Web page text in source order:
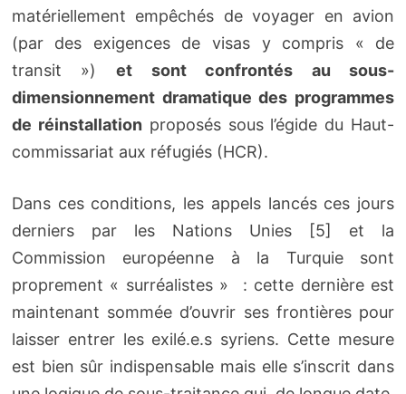
matériellement empêchés de voyager en avion
(par des exigences de visas y compris « de
transit ») et sont confrontés au sous-
dimensionnement dramatique des programmes
de réinstallation proposés sous l’égide du Haut-
commissariat aux réfugiés (HCR).
Dans ces conditions, les appels lancés ces jours
derniers par les Nations Unies [5] et la
Commission européenne à la Turquie sont
proprement « surréalistes » : cette dernière est
maintenant sommée d’ouvrir ses frontières pour
laisser entrer les exilé.e.s syriens. Cette mesure
est bien sûr indispensable mais elle s’inscrit dans